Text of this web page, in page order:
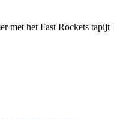
met het Fast Rockets tapijt